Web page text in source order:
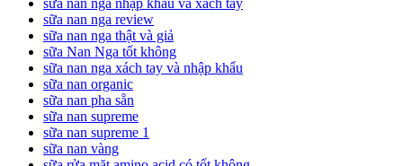
sữa nan nga review
sữa nan nga thật và giả
sữa Nan Nga tốt không
sữa nan nga xách tay và nhập khẩu
sữa nan organic
sữa nan pha sẵn
sữa nan supreme
sữa nan supreme 1
sữa nan vàng